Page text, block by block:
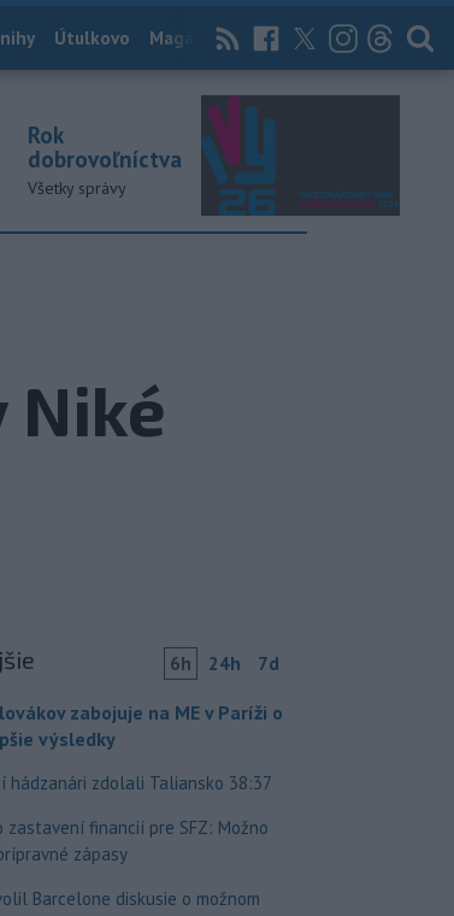
Útulkovo Magazín News Now Archív
Rok
dobrovoľníctva
Všetky správy
Niké
6h 24h 7d
zabojuje na ME v Paríži o
výsledky
hádzanári zdolali Taliansko 38:37
zastavení financií pre SFZ: Možno
zápasy
Barcelone diskusie o možnom